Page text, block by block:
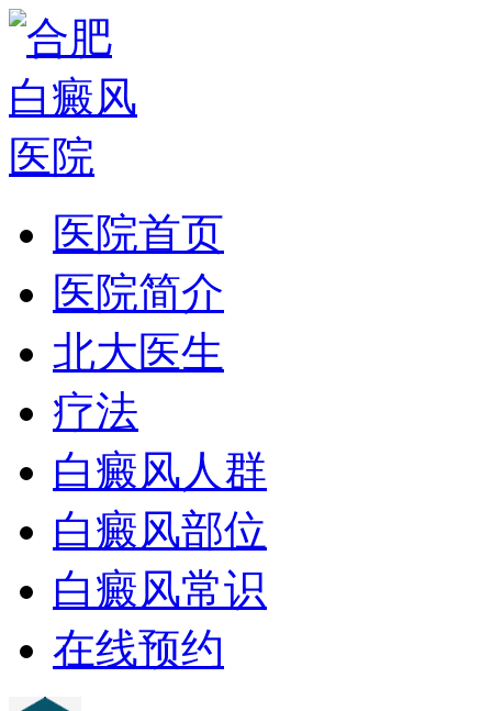
医院首页
医院简介
北大医生
疗法
白癜风人群
白癜风部位
白癜风常识
在线预约